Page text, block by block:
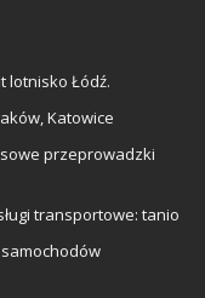
lotnisko Łódź.
Katowice
przeprowadzki
transportowe: tanio